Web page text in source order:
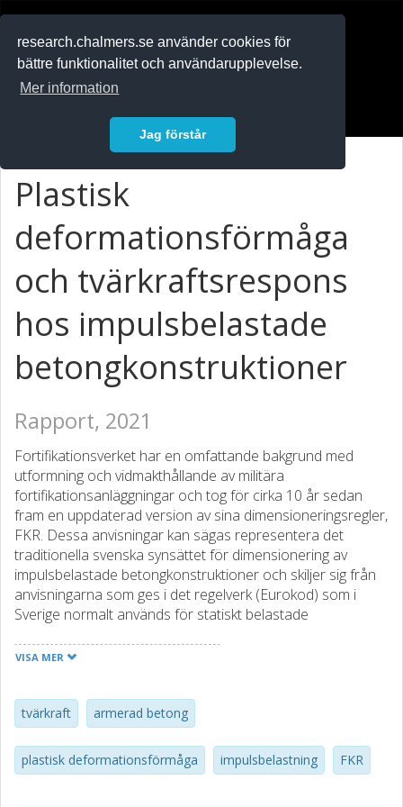
research.chalmers.se använder cookies för
bättre funktionalitet och användarupplevelse.
Mer information
Jag förstår
Plastisk
deformationsförmåga
och tvärkraftsrespons
hos impulsbelastade
betongkonstruktioner
Rapport, 2021
Fortifikationsverket har en omfattande bakgrund med
utformning och vidmakthål­lande av militära
fortifikationsanläggningar och tog för cirka 10 år sedan
fram en upp­daterad version av sina dimensioneringsregler,
FKR. Dessa anvisningar kan sägas representera det
traditionella svenska synsättet för dimensionering av
impulsbelastade betongkonstruktioner och skiljer sig från
anvisningarna som ges i det regelverk (Euro­kod) som i
Sverige normalt används för statiskt belastade
eller en stöt utgörs ofta av en enskild lastpuls som upp­
beaktas och en sådan last kan också ge upphov till en
struk­turrespons som väsentligt skiljer sig mot den som fås
vid statisk belastning. För att motstå en impulslast är det
väsentligt att strukturen kan uppvisa en seg respons med
VISA MER
tvärkraft armerad betong
plastisk deformationsförmåga impulsbelastning FKR